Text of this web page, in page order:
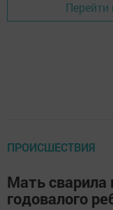
Перейти
ПРОИСШЕСТВИЯ
Мать сварила
годовалого